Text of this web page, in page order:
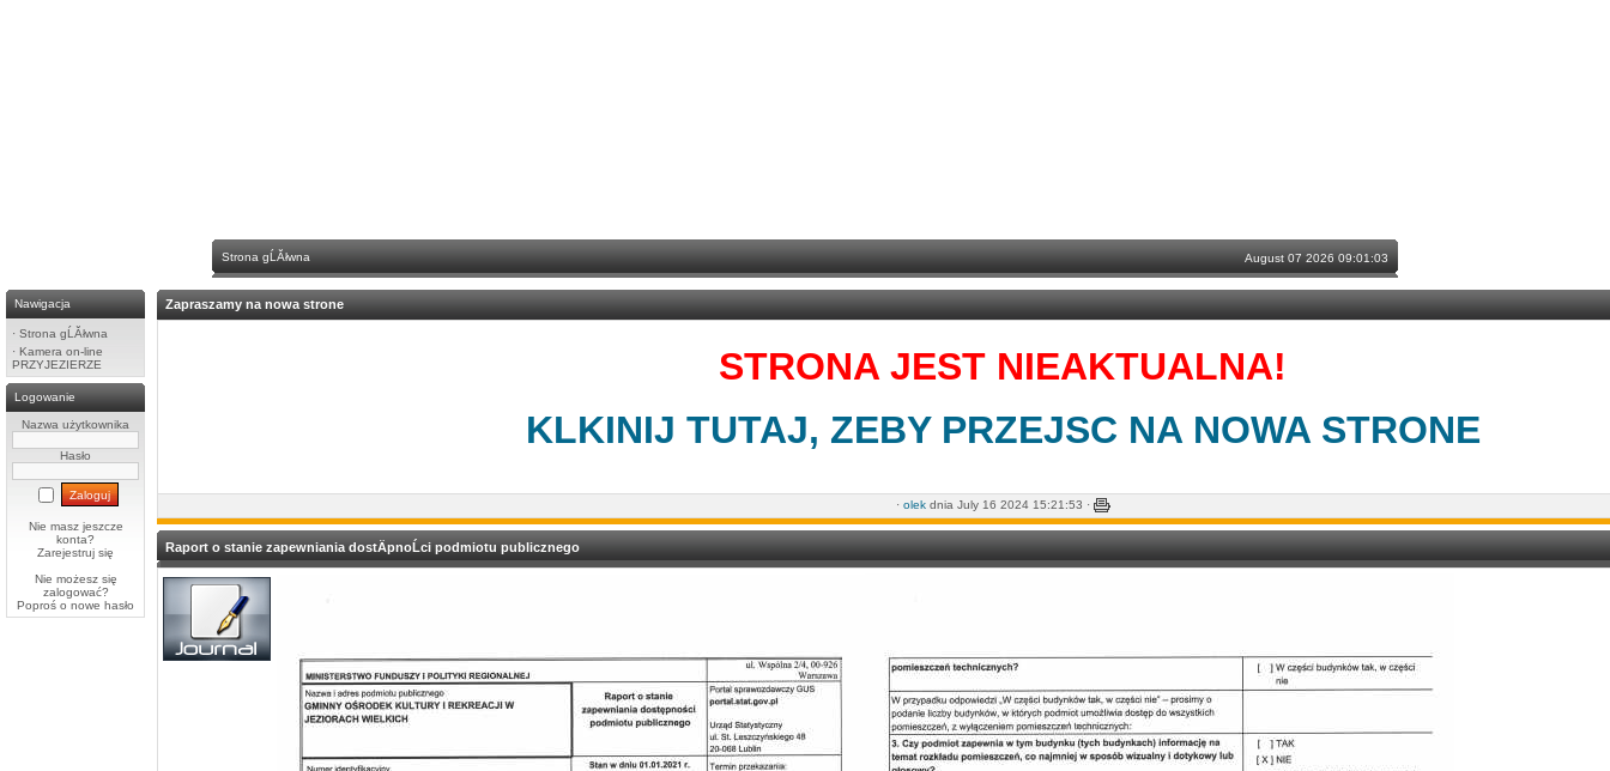
Strona gĹĂłwna August 07 2026 09:01:03
Nawigacja
· Strona gĹĂłwna
· Kamera on-line
PRZYJEZIERZE
Logowanie
Nazwa użytkownika
Hasło
Nie masz jeszcze
konta?
Zarejestruj się
Nie możesz się
zalogować?
Poproś o nowe hasło
Zapraszamy na nowa strone
STRONA JEST NIEAKTUALNA!
KLKINIJ TUTAJ, ZEBY PRZEJSC NA NOWA STRONE
· olekdnia July 16 2024 15:21:53 ·
Raport o stanie zapewniania dostÄpnoĹci podmiotu publicznego